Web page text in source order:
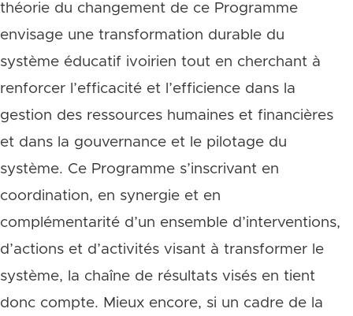
théorie du changement de ce Programme
envisage une transformation durable du
système éducatif ivoirien tout en cherchant à
renforcer l’efficacité et l’efficience dans la
gestion des ressources humaines et financières
et dans la gouvernance et le pilotage du
système. Ce Programme s’inscrivant en
coordination, en synergie et en
complémentarité d’un ensemble d’interventions,
d’actions et d’activités visant à transformer le
système, la chaîne de résultats visés en tient
donc compte. Mieux encore, si un cadre de la